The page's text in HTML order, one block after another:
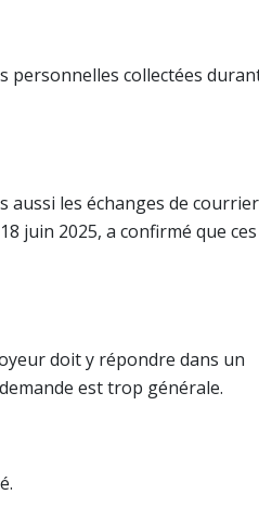
personnelles collectées
aussi les échanges de
juin 2025, a confirmé que
doit y répondre dans un
est trop générale.